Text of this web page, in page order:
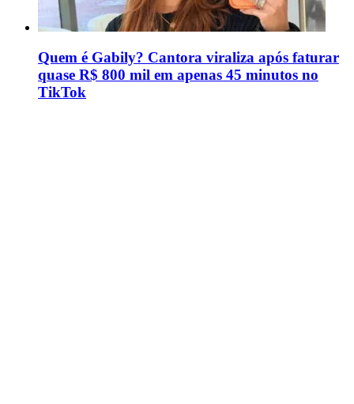
Quem é Gabily? Cantora viraliza após faturar
quase R$ 800 mil em apenas 45 minutos no
TikTok